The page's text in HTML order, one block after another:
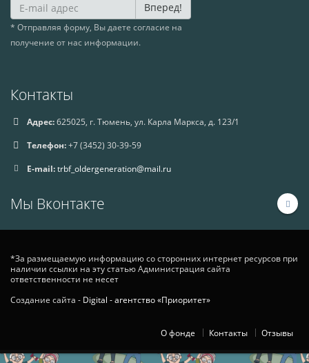
Вперед!
* Отправляя форму, Вы даете согласие на
получение от нас информации.
Контакты
Адрес:625025, г. Тюмень, ул. Карла Маркса, д. 123/1
Телефон:+7 (3452) 30-39-59
E-mail:trbf_oldergeneration@mail.ru
Мы Вконтакте
*За размещаемую информацию со сторонних интернет ресурсов при
наличии ссылки на эту статью Администрация сайта
ответственности не несет
Создание сайта - Digital - агентство «Приоритет»
О фонде Контакты Отзывы